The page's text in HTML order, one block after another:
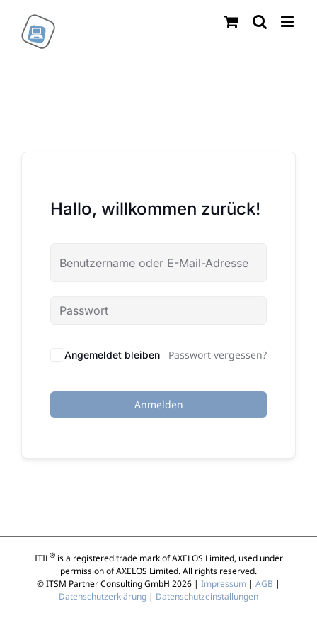
Inhalt
springen
Hallo, willkommen zurück!
Angemeldet bleiben Passwort vergessen?
Anmelden
ITIL®is a registered trade mark of AXELOS Limited, used under
permission of AXELOS Limited. All rights reserved.
© ITSM Partner Consulting GmbH 2026 | Impressum | AGB |
Datenschutzerklärung | Datenschutzeinstallungen